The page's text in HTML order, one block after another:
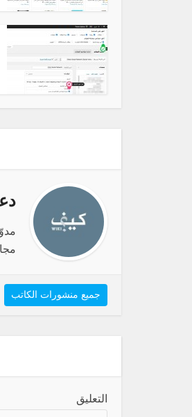
جميع منشورات الكاتب
التعليق